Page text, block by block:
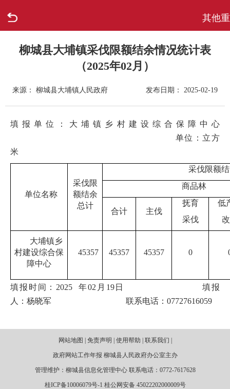
其他
走进柳城
政府信息公开
数据专题
柳城县大埔镇采伐限额结余情况统计表
（2025年02月）
来源： 柳城县大埔镇人民政府 发布日期： 2025-02-19
填报单位：大埔镇乡村建设综合保障中心
单位：立方
米
单位名称
采伐限
额结余
总计
采伐限额
商品林
合计 主伐
抚育
采伐
低
大埔镇乡
村建设综合保
障中心
45357 45357 45357 0
填报时间： 2025 年02 月 19日
填报
人：杨晓军
联系电话： 07727616059
网站地图 | 免责声明 | 使用帮助 | 联系我们 |
政府网站工作年报 柳城县人民政府办公室主办
管理维护：柳城县信息化管理中心 联系电话：0772-7617628
桂ICP备10006079号-1 桂公网安备 45022202000009号